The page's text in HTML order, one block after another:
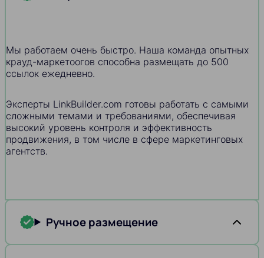
Мы работаем очень быстро. Наша команда опытных
крауд-маркетоогов способна размещать до 500
ссылок ежедневно.
Эксперты LinkBuilder.com готовы работать с самыми
сложными темами и требованиями, обеспечивая
высокий уровень контроля и эффективность
продвижения, в том числе в сфере маркетинговых
агентств.
Ручное размещение